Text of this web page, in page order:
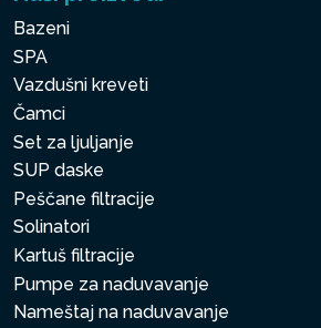
Bazeni
SPA
Vazdušni kreveti
Čamci
Set za ljuljanje
SUP daske
Peščane filtracije
Solinatori
Kartuš filtracije
Pumpe za naduvavanje
Nameštaj na naduvavanje